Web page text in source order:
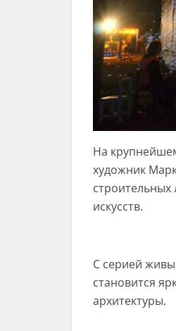
На
художник
искусств.
С серией
становится
архитектуры.